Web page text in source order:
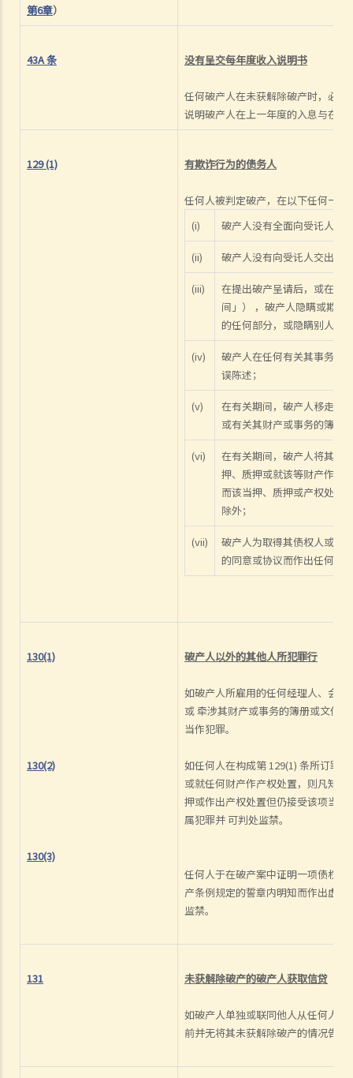
第6章）
43A条 没有呈交每年度收入说明书
任何破产人在未获解除破产时，必
说明破产人在上一年度的入息与在
129 (1) 有欺诈行为的债务人
任何人被判定破产，在以下任何一
(i)
破产人没有全面向受讬人披
(ii) 破产人没有向受讬人交出所
(iii)
在提出破产呈请后，或在紧
间」） ，破产人隐瞒或欺诈
的任何部分，或隐瞒别人欠
(iv)
破产人在任何有关其事务的
误陈述；
(v)
在有关期间，破产人移走、
或有关其财产或事务的簿册
(vi)
在有关期间，破产人将其以
押、质押或就该等财产作产
而该当押、质押或产权处置
除外；
(vii)
破产人为取得其债权人或其
的同意或协议而作出任何虚
130(1)
130(2)
130(3)
破产人以外的其他人所犯罪行
如破产人所雇用的任何经理人、会
或 牵涉其财产或事务的簿册或文件
当作犯罪。
如任何人在构成第 129(1) 条所订罪
或就任何财产作产权处置，则凡知
押或作出产权处置但仍接受该项当
属犯罪并 可判处监禁。
任何人于在破产案中证明一项债权
产条例规定的誓章内明知而作出虚
监禁。
131 未获解除破产的破产人获取信贷
如破产人单独或联同他人从任何人
前并无将其未获解除破产的情况告
7. 当法庭颁布破产令后，债权人可采取甚么行动？
9. 如果我被拖欠薪金，我可否向老板提出破产诉讼？
11. 破产诉讼可牵涉到甚么刑事罪行？
1. ABC银行可否于现阶段提出破产呈请？
2. 如法定要求偿债书不能送交到T先生手上，又或他蓄意逃避接收此偿
3. 除必须有效地将法定要求偿债书送交 T先生，ABC银行还须符合甚么
4. 于破产呈请之法庭聆讯中，T先生表示因长期逗留于中国大陆，而没
有收到法定要求偿债书，并只于聆讯前两日才收到有关破产呈请书。T
5. 如法庭向 T先生颁布破产令，他会面对甚么后果？
7.如T先生携同10,000元现金潜逃往中国，他可能要承受甚么法律责任？
8.如T先生将其私家车送给兄长，他可能要承受甚么法律责任？
9.当法庭向T先生颁布破产令后，ABC银行可采取甚么行动?
2. 个人自愿安排"IVA"有甚么好处？（附有IVA申请程序简介）
2. 于 IVA申请过程中，M小姐需要做些甚么工作？
5. 如M小姐之 IVA建议书获通过，她需要承担甚么责任？
7. 于IVA之执行期间，M小姐可否避免面对破产诉讼？
此公司而提交清盘呈请书 ？
出清盘呈请？
5. 我是某公司之董事及小股东 ，而 公司大股东一向将本人摒除于公司
6. 我知道有另一位债权人已经提交将该公司清盘的呈请书，我是否仍需